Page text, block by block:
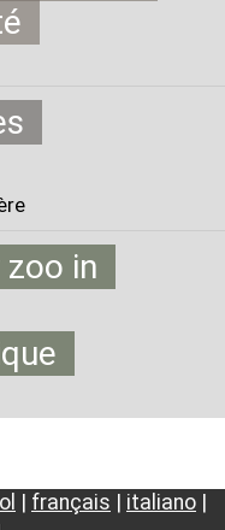
in
| français | italiano |